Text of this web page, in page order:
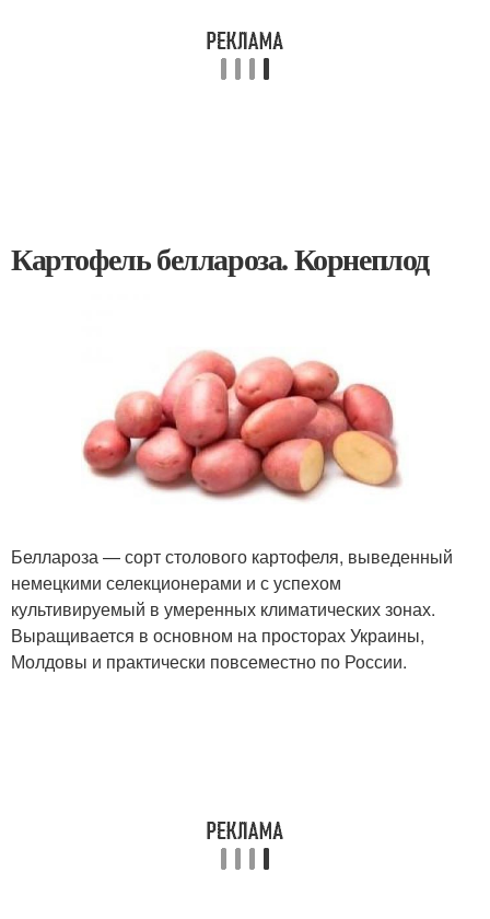
Картофель беллароза. Корнеплод
Беллароза — сорт столового картофеля, выведенный
немецкими селекционерами и с успехом
культивируемый в умеренных климатических зонах.
Выращивается в основном на просторах Украины,
Молдовы и практически повсеместно по России.